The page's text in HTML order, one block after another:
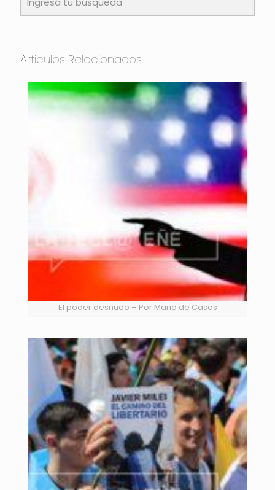
Artículos Relacionados
El poder desnudo – Por Mario de Casas